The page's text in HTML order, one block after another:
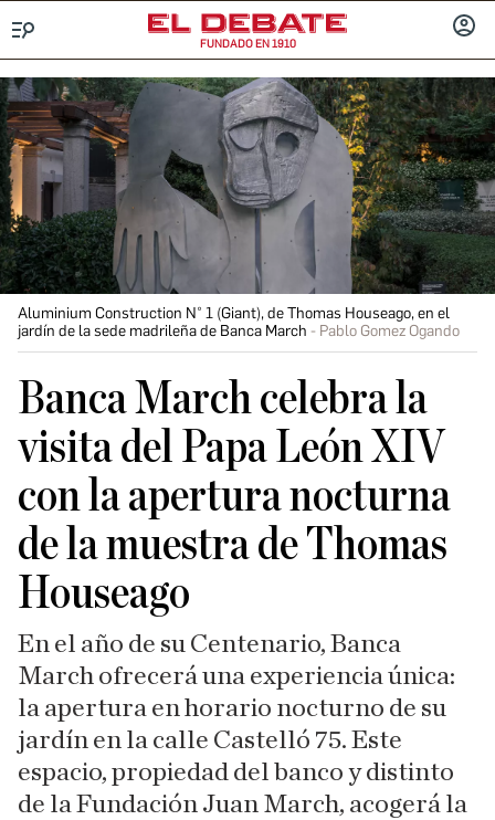
FUNDADO EN 1910
Aluminium Construction N° 1 (Giant), de Thomas Houseago, en el
jardín de la sede madrileña de Banca March
Pablo Gomez Ogando
Banca March celebra la
visita del Papa León XIV
con la apertura nocturna
de la muestra de Thomas
Houseago
En el año de su Centenario, Banca
March ofrecerá una experiencia única:
la apertura en horario nocturno de su
jardín en la calle Castelló 75. Este
espacio, propiedad del banco y distinto
de la Fundación Juan March, acogerá la